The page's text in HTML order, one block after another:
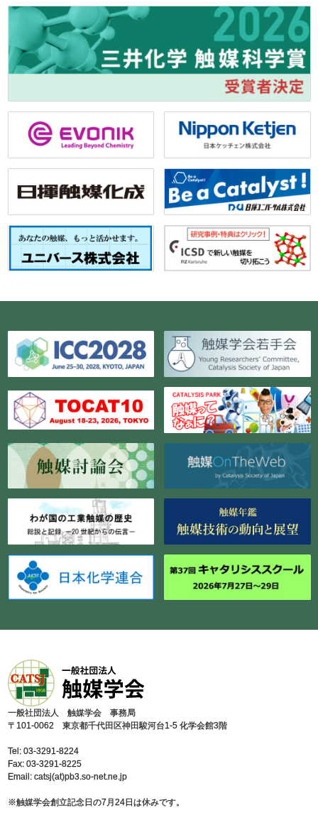
⼀般社団法⼈ 触媒学会 事務局
〒101-0062 東京都千代⽥区神⽥駿河台1-5 化学会館3階
Tel: 03-3291-8224
Fax: 03-3291-8225
Email: catsj(at)pb3.so-net.ne.jp
※触媒学会創⽴記念⽇の7⽉24⽇は休みです。